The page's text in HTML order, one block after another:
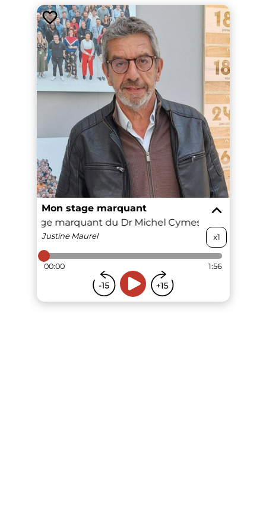
Mon stage marquant
Le stage marquant du Dr Michel Cymes
Justine Maurel x1
00:00 1:56
...